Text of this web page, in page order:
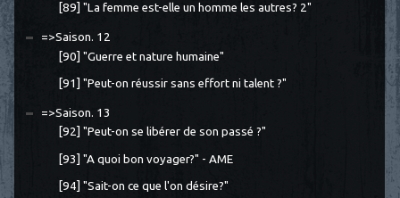
[89] "La femme est-elle un homme les autres? 2"
=>Saison. 12
[90] "Guerre et nature humaine"
[91] "Peut-on réussir sans effort ni talent ?"
=>Saison. 13
[92] "Peut-on se libérer de son passé ?"
[93] "A quoi bon voyager?" - AME
[94] "Sait-on ce que l'on désire?"